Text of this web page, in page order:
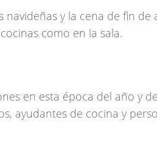
y la cena de fin de
como en la sala.
en esta época del año y
ayudantes de cocina y